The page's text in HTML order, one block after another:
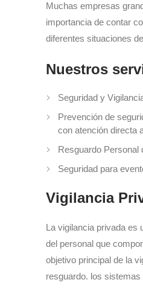
Muchas empresas
importancia de contar
diferentes situaciones de
Nuestros
Seguridad y
Prevención de
con atención directa
Resguardo Personal
Seguridad para
Vigilancia
La vigilancia privada es
del personal que
objetivo principal de la
resguardo. los sistemas